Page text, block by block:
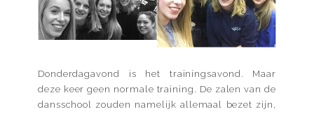
Donderdagavond is het trainingsavond. Maar
deze keer geen normale training. De zalen van de
dansschool zouden namelijk allemaal bezet zijn,